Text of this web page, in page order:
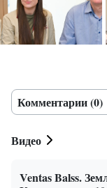
Комментарии (0)
Видео
Ventas Balss.